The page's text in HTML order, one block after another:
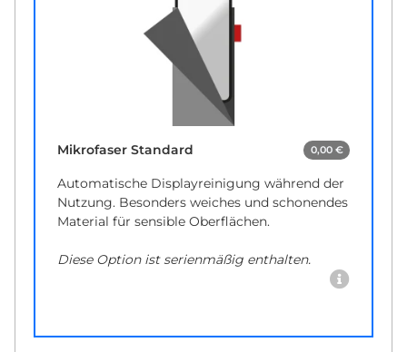
Mikrofaser Standard 0,00 €
Automatische Displayreinigung während der
Nutzung. Besonders weiches und schonendes
Material für sensible Oberflächen.
Diese Option ist serienmäßig enthalten.